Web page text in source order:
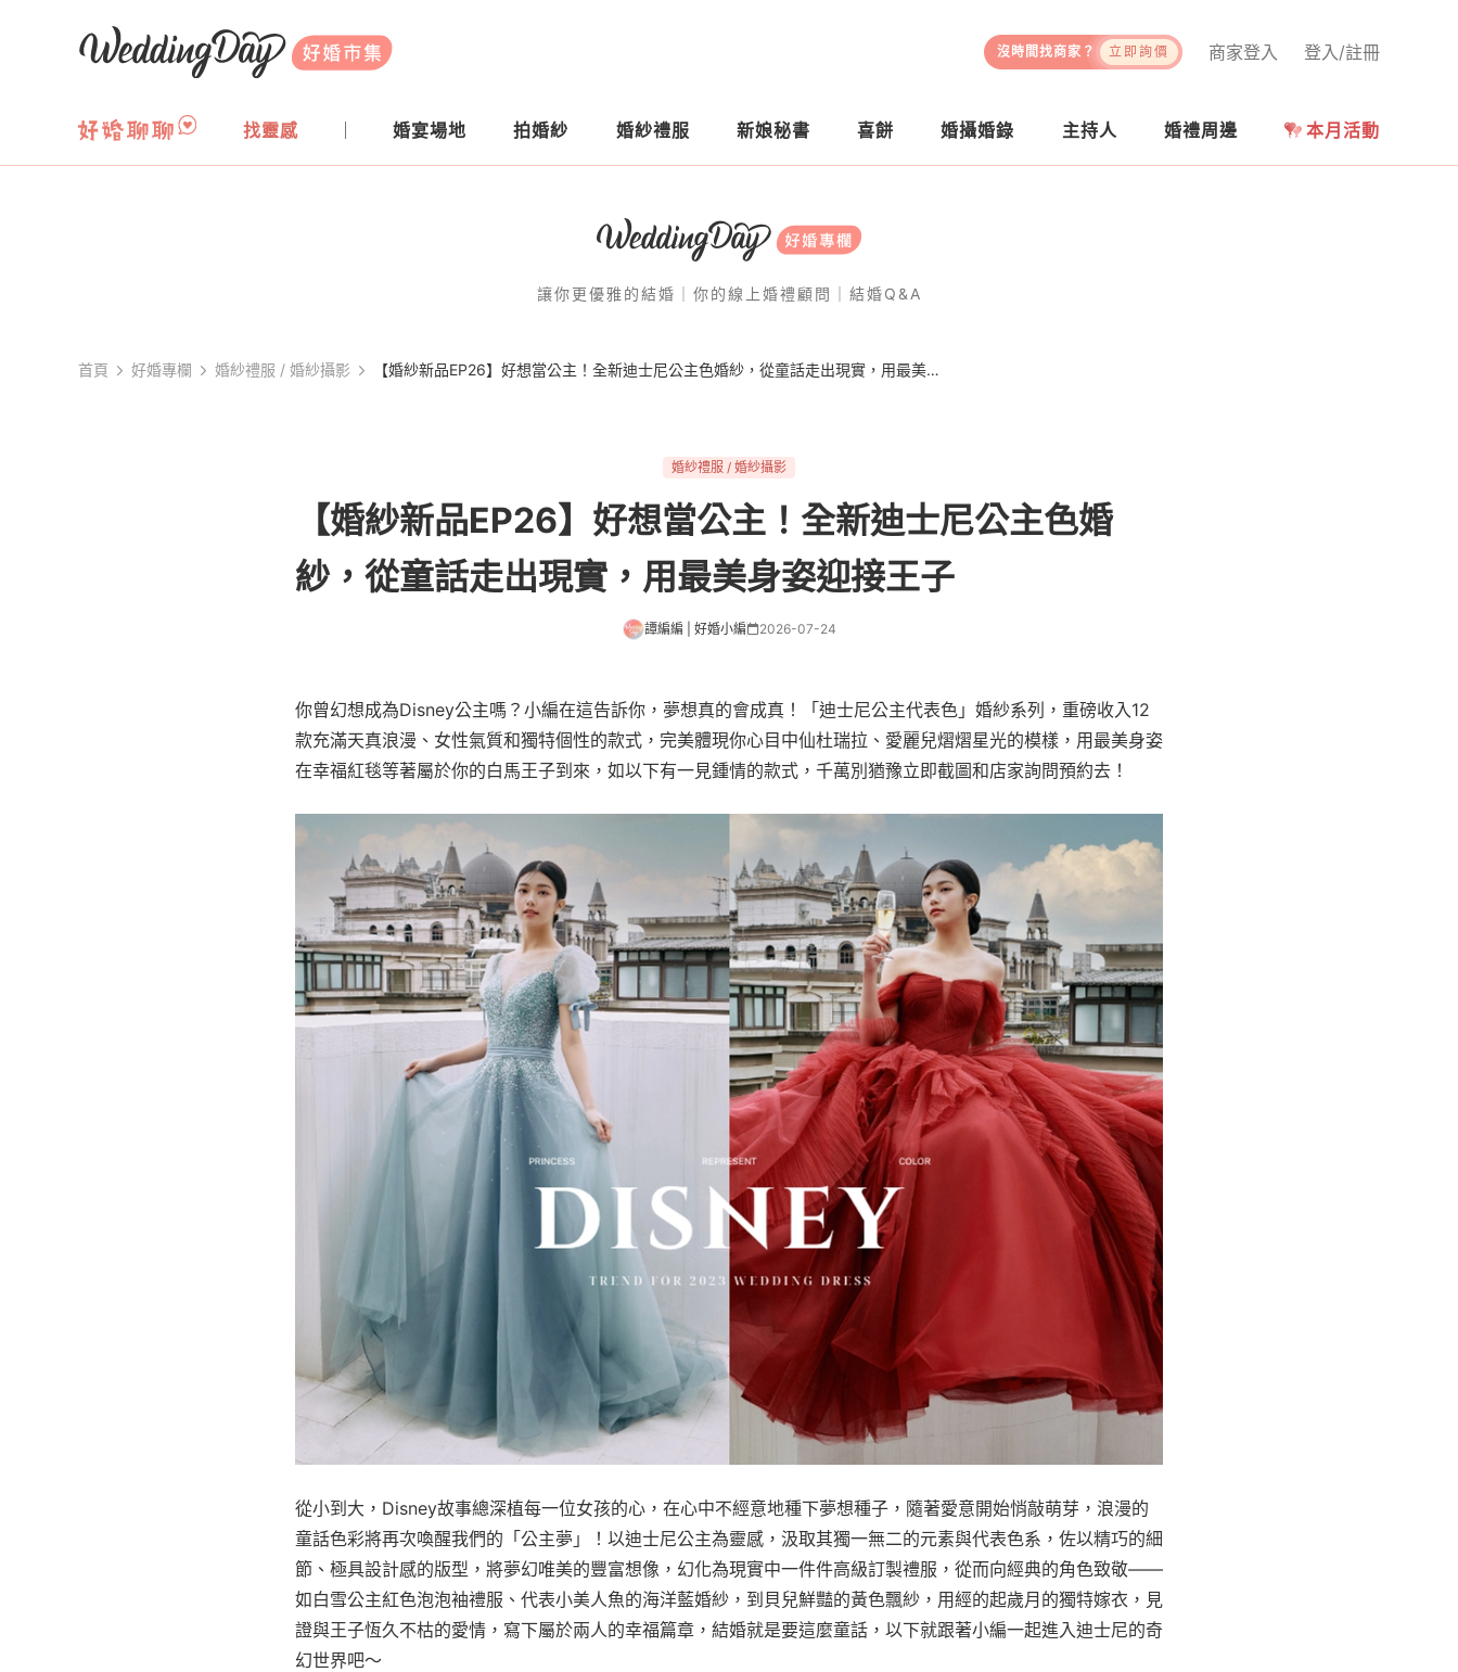
WeddingDay 好婚市集
登入/註冊
商家登入
沒時間找商家？ 立即詢價
找靈感 婚宴場地 拍婚紗 婚紗禮服 新娘秘書 喜餅 婚攝婚錄 主持人 婚禮周邊 本月活動
讓你更優雅的結婚｜你的線上婚禮顧問｜結婚Q&A
首頁 好婚專欄 婚紗禮服 / 婚紗攝影 【婚紗新品EP26】好想當公主！全新迪士尼公主色婚紗，從童話走出現實，用最美身姿迎接王子
婚紗禮服 / 婚紗攝影
【婚紗新品EP26】好想當公主！全新迪士尼公主色婚
紗，從童話走出現實，用最美身姿迎接王子
譚編編 | 好婚小編 2026-07-24
你曾幻想成為Disney公主嗎？小編在這告訴你，夢想真的會成真！「迪士尼公主代表色」婚紗系列，重磅收入12
款充滿天真浪漫、女性氣質和獨特個性的款式，完美體現你心目中仙杜瑞拉、愛麗兒熠熠星光的模樣，用最美身姿
在幸福紅毯等著屬於你的白馬王子到來，如以下有一見鍾情的款式，千萬別猶豫立即截圖和店家詢問預約去！
從小到大，Disney故事總深植每一位女孩的心，在心中不經意地種下夢想種子，隨著愛意開始悄敲萌芽，浪漫的
童話色彩將再次喚醒我們的「公主夢」！以迪士尼公主為靈感，汲取其獨一無二的元素與代表色系，佐以精巧的細
節、極具設計感的版型，將夢幻唯美的豐富想像，幻化為現實中一件件高級訂製禮服，從而向經典的角色致敬——
如白雪公主紅色泡泡袖禮服、代表小美人魚的海洋藍婚紗，到貝兒鮮豔的黃色飄紗，用經的起歲月的獨特嫁衣，見
證與王子恆久不枯的愛情，寫下屬於兩人的幸福篇章，結婚就是要這麼童話，以下就跟著小編一起進入迪士尼的奇
幻世界吧～